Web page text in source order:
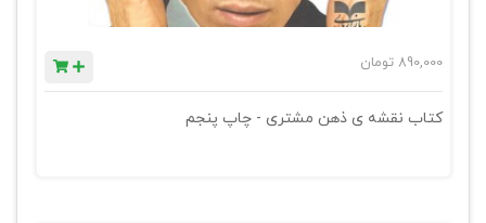
890,000 تومان
کتاب نقشه ی ذهن مشتری - چاپ پنجم